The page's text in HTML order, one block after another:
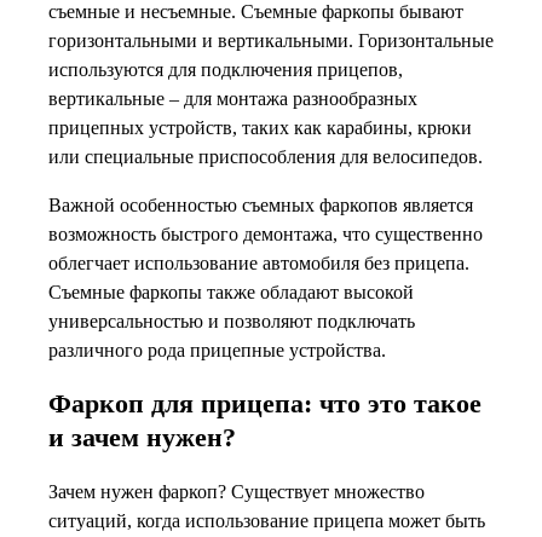
съемные и несъемные. Съемные фаркопы бывают
горизонтальными и вертикальными. Горизонтальные
используются для подключения прицепов,
вертикальные – для монтажа разнообразных
прицепных устройств, таких как карабины, крюки
или специальные приспособления для велосипедов.
Важной особенностью съемных фаркопов является
возможность быстрого демонтажа, что существенно
облегчает использование автомобиля без прицепа.
Съемные фаркопы также обладают высокой
универсальностью и позволяют подключать
различного рода прицепные устройства.
Фаркоп для прицепа: что это такое
и зачем нужен?
Зачем нужен фаркоп? Существует множество
ситуаций, когда использование прицепа может быть